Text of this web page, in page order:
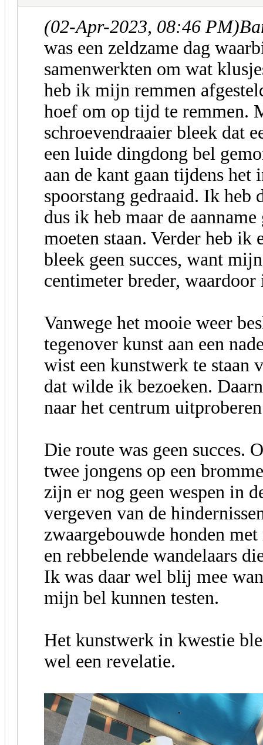
(02-Apr-2023, 08:46 PM)
was een zeldzame dag
samenwerkten om wat
heb ik mijn remmen
hoef om op tijd te remmen.
schroevendraaier bleek dat
een luide dingdong bel
aan de kant gaan tijdens het
spoorstang gedraaid. Ik heb
dus ik heb maar de
moeten staan. Verder heb ik
bleek geen succes, want
centimeter breder,
Vanwege het mooie weer
tegenover kunst aan een
wist een kunstwerk te staan
dat wilde ik bezoeken.
naar het centrum
Die route was geen succes.
twee jongens op een
zijn er nog geen wespen in
vergeven van de
zwaargebouwde honden
en rebbelende wandelaars
Ik was daar wel blij mee
mijn bel kunnen testen.
Het kunstwerk in kwestie
wel een revelatie.